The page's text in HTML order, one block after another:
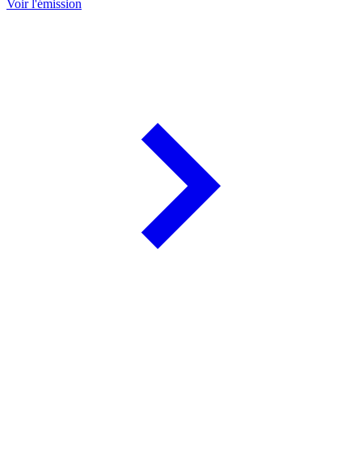
Voir l'émission